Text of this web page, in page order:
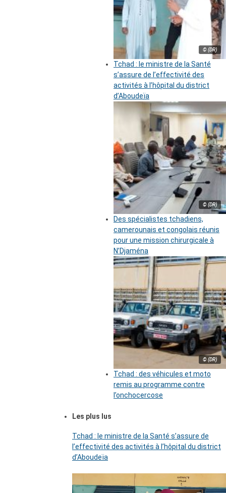
© (DR)
Tchad : le ministre de la Santé
s’assure de l’effectivité des
activités à l’hôpital du district
d’Aboudeïa
© (DR)
Des spécialistes tchadiens,
camerounais et congolais réunis
pour une mission chirurgicale à
N’Djaména
© (DR)
Tchad : des véhicules et moto
remis au programme contre
l’onchocercose
Les plus lus
Tchad : le ministre de la Santé s’assure de
l’effectivité des activités à l’hôpital du district
d’Aboudeïa